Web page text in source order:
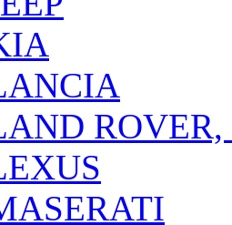
ROVER,